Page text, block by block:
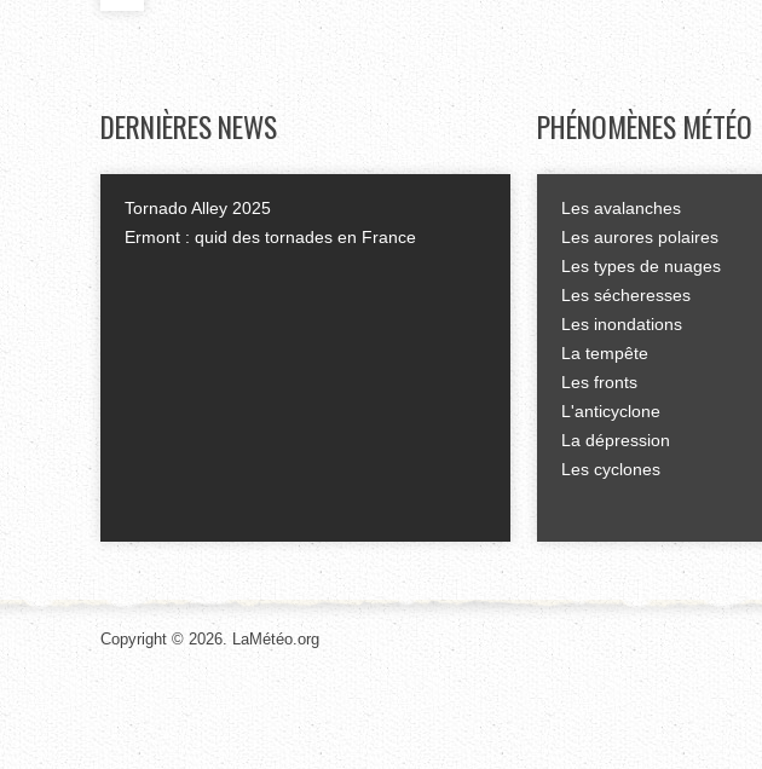
DERNIÈRESNEWS
Tornado Alley 2025
Ermont : quid des tornades en France
PHÉNOMÈNES MÉTÉO
Les avalanches
Les aurores polaires
Les types de nuages
Les sécheresses
Les inondations
La tempête
Les fronts
L'anticyclone
La dépression
Les cyclones
Copyright © 2026. LaMétéo.org